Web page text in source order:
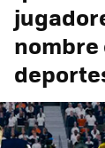
nombre